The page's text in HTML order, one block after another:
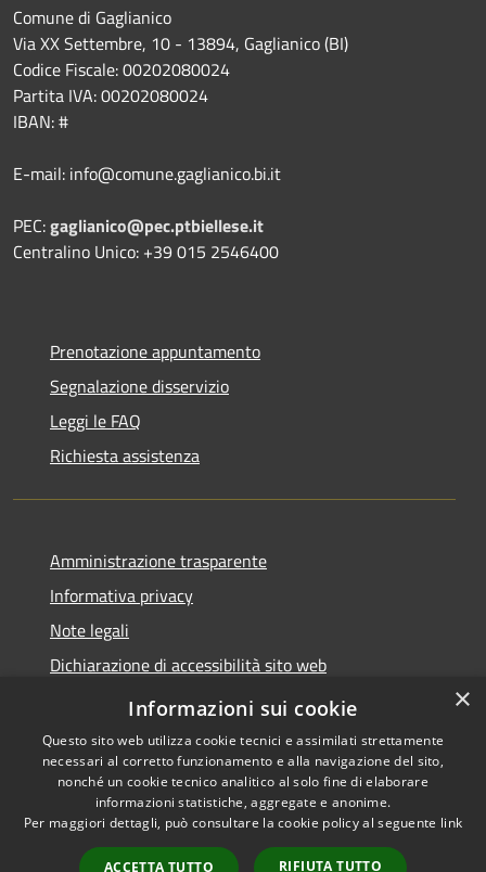
Comune di Gaglianico
Via XX Settembre, 10 - 13894, Gaglianico (BI)
Codice Fiscale: 00202080024
Partita IVA: 00202080024
IBAN: #
E-mail: info@comune.gaglianico.bi.it
PEC:gaglianico@pec.ptbiellese.it
Centralino Unico: +39 015 2546400
Prenotazione appuntamento
Segnalazione disservizio
Leggi le FAQ
Richiesta assistenza
Amministrazione trasparente
Informativa privacy
Note legali
Dichiarazione di accessibilità sito web
WhistleblowingPA
Accessibilità
Copyright © 2026 • Comune di
Gaglianico • Powered by
Municipium• Accesso
×
Informazioni sui cookie
Questo sito web utilizza cookie tecnici e assimilati strettamente
necessari al corretto funzionamento e alla navigazione del sito,
nonché un cookie tecnico analitico al solo fine di elaborare
informazioni statistiche, aggregate e anonime.
Per maggiori dettagli, può consultare la cookie policy al seguente link
ACCETTA TUTTO RIFIUTA TUTTO